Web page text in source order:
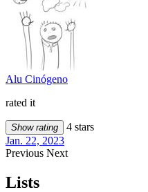
Alu Cinógeno
rated it
Show rating
4 stars
Jan. 22, 2023
Previous Next
Lists